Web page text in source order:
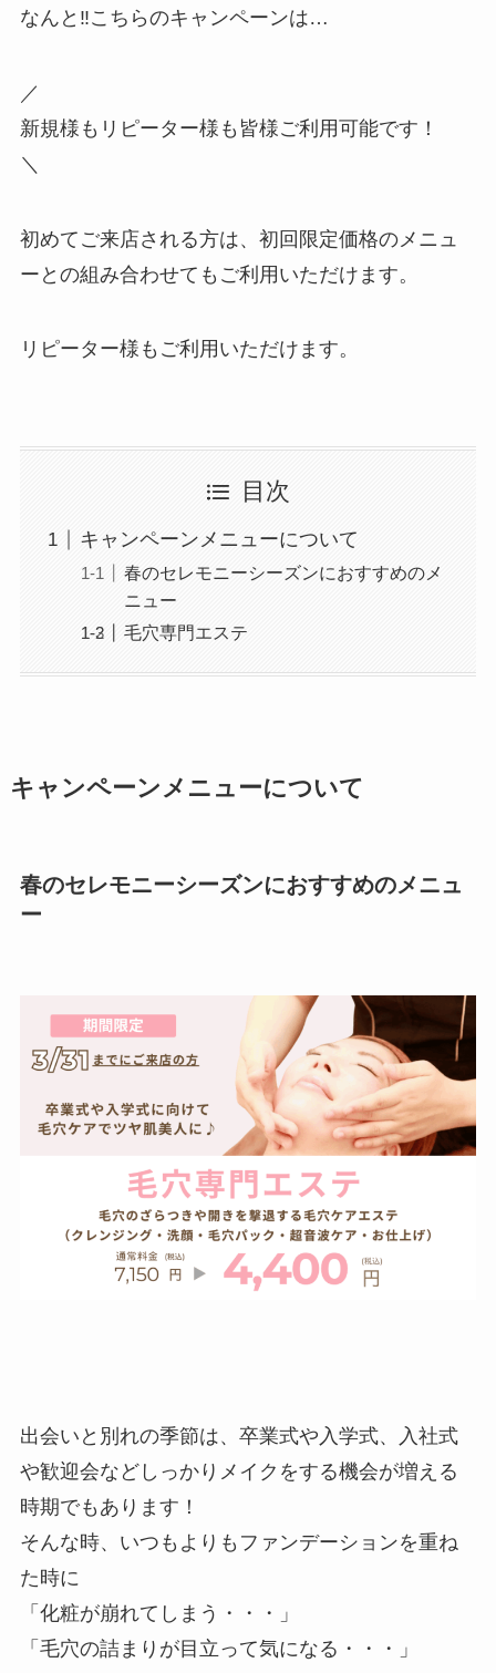
なんと‼️こちらのキャンペーンは…
／
新規様もリピーター様も皆様ご利用可能です！
＼
初めてご来店される方は、初回限定価格のメニュ
ーとの組み合わせてもご利用いただけます。
リピーター様もご利用いただけます。
目次
キャンペーンメニューについて
春のセレモニーシーズンにおすすめのメ
ニュー
毛穴専門エステ
キャンペーンメニューについて
春のセレモニーシーズンにおすすめのメニュ
ー
出会いと別れの季節は、卒業式や入学式、入社式
や歓迎会などしっかりメイクをする機会が増える
時期でもあります！
そんな時、いつもよりもファンデーションを重ね
た時に
「化粧が崩れてしまう・・・」
「毛穴の詰まりが目立って気になる・・・」